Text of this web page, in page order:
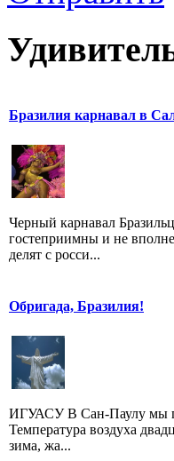
Бразилия карнавал в
Черный карнавал
гостеприимны и не
делят с росси...
Обригада, Бразилия!
ИГУАСУ В Сан-Паулу мы
Температура воздуха
зима, жа...